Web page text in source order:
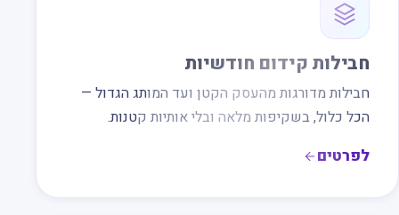
חבילות קידום חודשיות
חבילות מדורגות מהעסק הקטן ועד המותג הגדול —
הכל כלול, בשקיפות מלאה ובלי אותיות קטנות.
לפרטים